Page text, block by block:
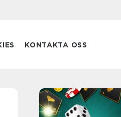
KONTAKTA OSS